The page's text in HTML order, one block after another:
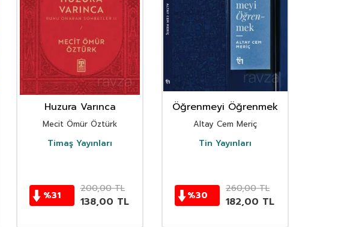
Huzura Varınca
Mecit Ömür Öztürk
Timaş Yayınları
%31
200,00TL
138,00 TL
Öğrenmeyi Öğrenmek
Altay Cem Meriç
Tin Yayınları
%30
260,00TL
182,00 TL